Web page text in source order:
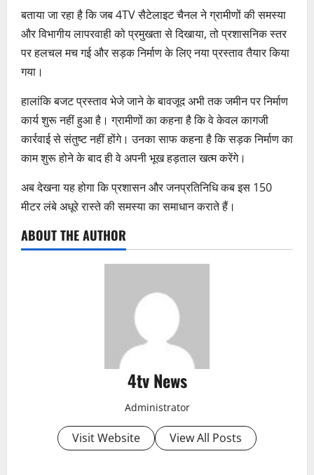
बताया जा रहा है कि जब 4TV सैटेलाइट चैनल ने ग्रामीणों की समस्या
और विभागीय लापरवाही को प्रमुखता से दिखाया, तो प्रशासनिक स्तर
पर हलचल मच गई और सड़क निर्माण के लिए नया प्रस्ताव तैयार किया
गया।
हालांकि बजट प्रस्ताव भेजे जाने के बावजूद अभी तक जमीन पर निर्माण
कार्य शुरू नहीं हुआ है। ग्रामीणों का कहना है कि वे केवल कागजी
कार्रवाई से संतुष्ट नहीं होंगे। उनका साफ कहना है कि सड़क निर्माण का
काम शुरू होने के बाद ही वे अपनी भूख हड़ताल खत्म करेंगे।
अब देखना यह होगा कि प्रशासन और जनप्रतिनिधि कब इस 150
मीटर लंबे अधूरे रास्ते की समस्या का समाधान कराते हैं।
ABOUT THE AUTHOR
4tv News
Administrator
Visit Website View All Posts